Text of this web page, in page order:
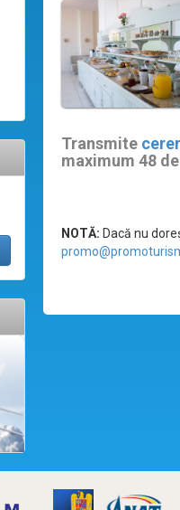
Transmite
maximum 48
NOTĂ: Dacă nu